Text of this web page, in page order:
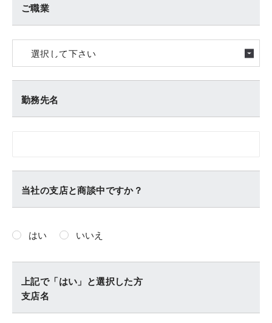
ご職業
勤務先名
当社の支店と商談中ですか？
はい いいえ
上記で「はい」と選択した方
支店名